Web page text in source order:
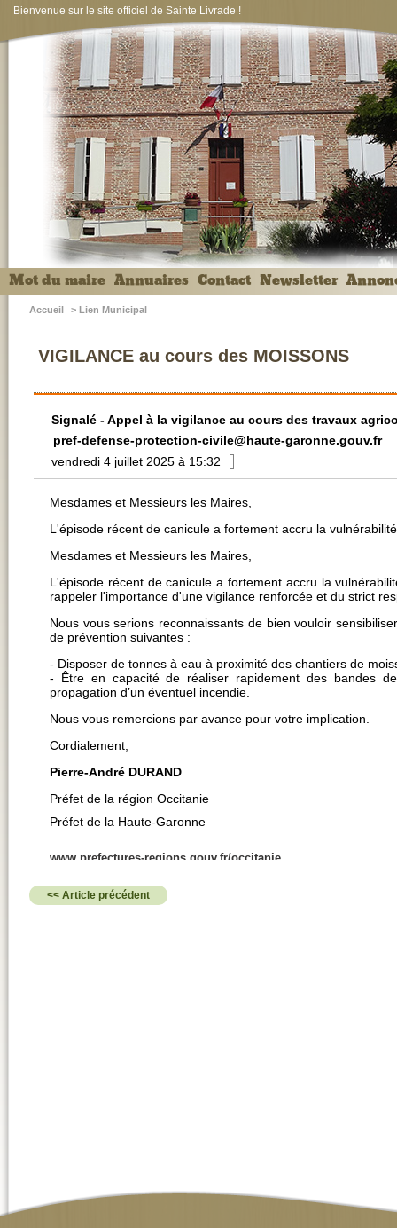
Bienvenue sur le site officiel de Sainte Livrade !
Mot du maire Annuaires Contact Newsletter
Accueil > Lien Municipal
VIGILANCE au cours des MOISSONS
Signalé - Appel à la vigilance au cours des travaux
pref-defense-protection-civile@haute-garonne.gouv.fr
vendredi 4 juillet 2025 à 15:32
Mesdames et Messieurs les Maires,
L'épisode récent de canicule a fortement accru la
Mesdames et Messieurs les Maires,
L'épisode récent de canicule a fortement accru la
rappeler l'importance d'une vigilance renforcée et du strict
Nous vous serions reconnaissants de bien vouloir
de prévention suivantes :
- Disposer de tonnes à eau à proximité des chantiers de
- Être en capacité de réaliser rapidement des bandes
propagation d’un éventuel incendie.
Nous vous remercions par avance pour votre implication.
Cordialement,
Pierre-André DURAND
Préfet de la région Occitanie
Préfet de la Haute-Garonne
www.prefectures-regions.gouv.fr/occitanie
<< Article précédent